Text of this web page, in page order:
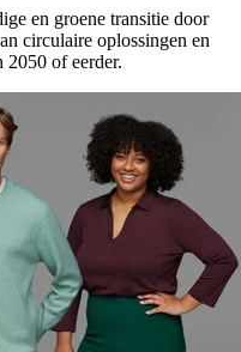
en groene transitie door
circulaire oplossingen en
of eerder.